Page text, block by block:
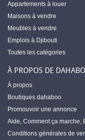
Appartements à louer
Maisons à vendre
Meubles à vendre
Emplois à Djibouti
Toutes les catégories
À PROPOS DE
À propos
Boutiques dahaboo
Promouvoir une annonce
Aide, Comment ça marche,
Conditions générales de